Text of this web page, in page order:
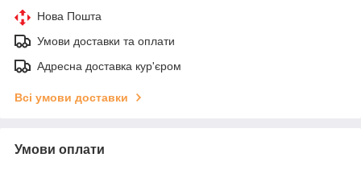
Нова Пошта
Умови доставки та оплати
Адресна доставка кур'єром
Всі умови доставки
Умови оплати